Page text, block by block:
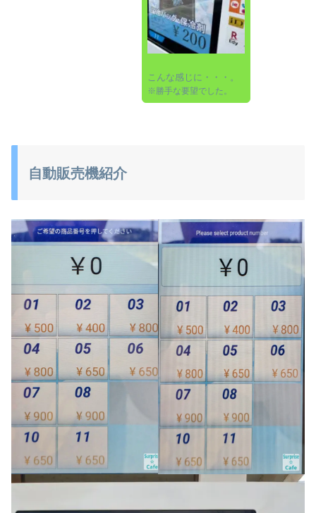
こんな感じに・・・。
※勝手な要望でした。
自動販売機紹介